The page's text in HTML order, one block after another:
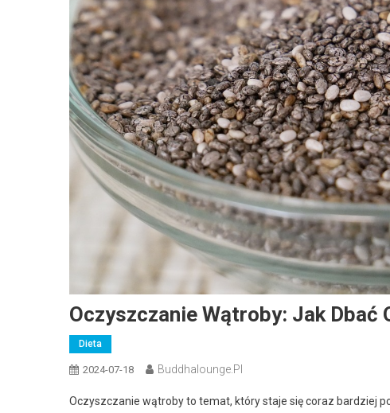
Oczyszczanie Wątroby: Jak Dbać
Dieta
2024-07-18 Buddhalounge.pl
Oczyszczanie wątroby to temat, który staje się coraz bardziej